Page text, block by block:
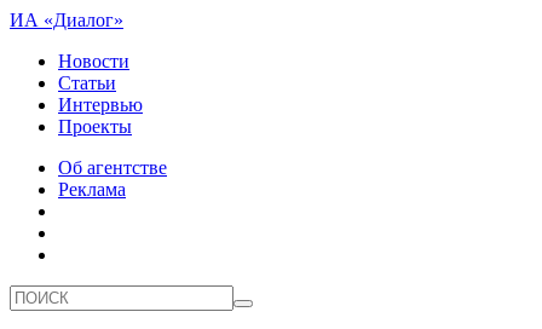
ИА «Диалог»
Новости
Статьи
Интервью
Проекты
Об агентстве
Реклама